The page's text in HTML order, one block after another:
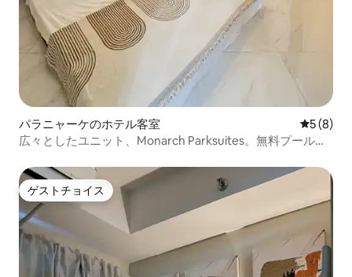
パラニャーケのホテル客室 レビュー
5 (8)
広々としたユニット、Monarch Parksuites。無料プール利
ゲストチョイス
ゲストチョイス